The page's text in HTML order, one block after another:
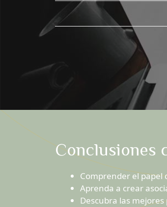
Conclusiones
Comprender el papel
Aprenda a crear
Descubra las